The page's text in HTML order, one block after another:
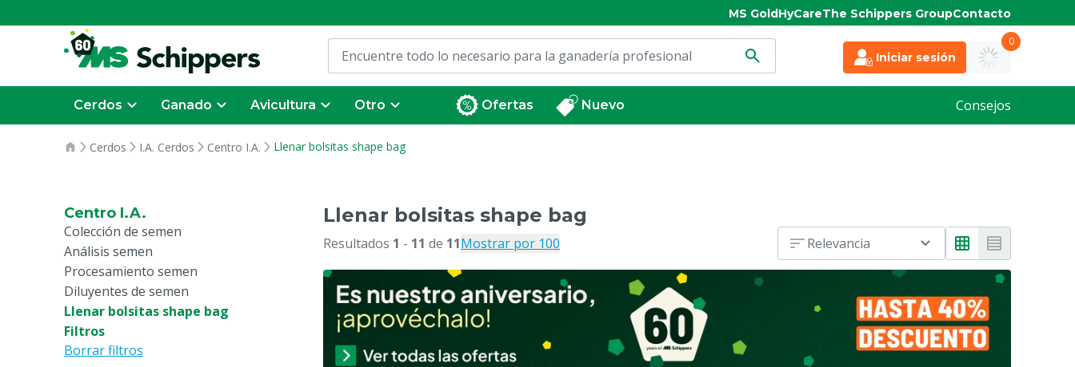
MS GoldHyCareThe Schippers GroupContacto
Iniciar sesión
0
Cerdos Ganado Avicultura Otro Ofertas Nuevo Consejos
Cerdos I.A. Cerdos Centro I.A. Llenar bolsitas shape bag
Centro I.A.
Colección de semen
Análisis semen
Procesamiento semen
Diluyentes de semen
Llenar bolsitas shape bag
Filtros
Borrar filtros
Llenar bolsitas shape bag
Resultados 1 - 11 de 11Mostrar por 100 Relevancia